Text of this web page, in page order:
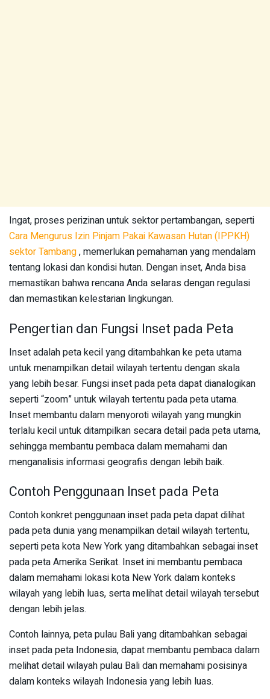
Ingat, proses perizinan untuk sektor pertambangan, seperti
Cara Mengurus Izin Pinjam Pakai Kawasan Hutan (IPPKH)
sektor Tambang, memerlukan pemahaman yang mendalam
tentang lokasi dan kondisi hutan. Dengan inset, Anda bisa
memastikan bahwa rencana Anda selaras dengan regulasi
dan memastikan kelestarian lingkungan.
Pengertian dan Fungsi Inset pada Peta
Inset adalah peta kecil yang ditambahkan ke peta utama
untuk menampilkan detail wilayah tertentu dengan skala
yang lebih besar. Fungsi inset pada peta dapat dianalogikan
seperti “zoom” untuk wilayah tertentu pada peta utama.
Inset membantu dalam menyoroti wilayah yang mungkin
terlalu kecil untuk ditampilkan secara detail pada peta utama,
sehingga membantu pembaca dalam memahami dan
menganalisis informasi geografis dengan lebih baik.
Contoh Penggunaan Inset pada Peta
Contoh konkret penggunaan inset pada peta dapat dilihat
pada peta dunia yang menampilkan detail wilayah tertentu,
seperti peta kota New York yang ditambahkan sebagai inset
pada peta Amerika Serikat. Inset ini membantu pembaca
dalam memahami lokasi kota New York dalam konteks
wilayah yang lebih luas, serta melihat detail wilayah tersebut
dengan lebih jelas.
Contoh lainnya, peta pulau Bali yang ditambahkan sebagai
inset pada peta Indonesia, dapat membantu pembaca dalam
melihat detail wilayah pulau Bali dan memahami posisinya
dalam konteks wilayah Indonesia yang lebih luas.